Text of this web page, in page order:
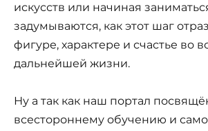
искусств или начиная
задумываются, как этот шаг
фигуре, характере и счастье во
дальнейшей жизни.
Ну а так как наш портал
всестороннему обучению и